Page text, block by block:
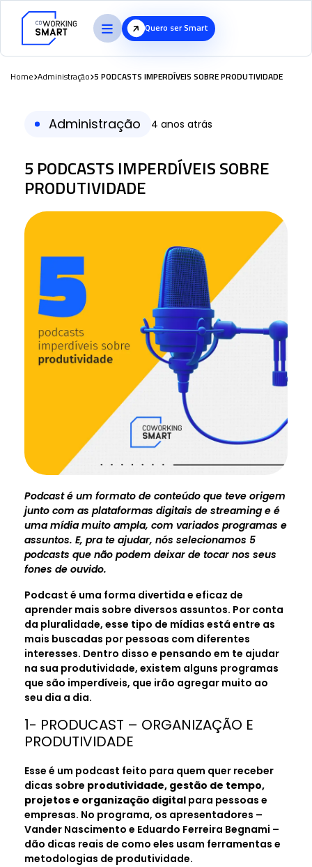
Quero ser Smart
Home Administração 5 PODCASTS IMPERDÍVEIS SOBRE PRODUTIVIDADE
Administração 4 anos atrás
5 PODCASTS IMPERDÍVEIS SOBRE
PRODUTIVIDADE
Podcast é um formato de conteúdo que teve origem
junto com as plataformas digitais de streaming e é
uma mídia muito ampla, com variados programas e
assuntos. E, pra te ajudar, nós selecionamos 5
podcasts que não podem deixar de tocar nos seus
fones de ouvido.
Podcast é uma forma divertida e eficaz de
aprender mais sobre diversos assuntos. Por conta
da pluralidade, esse tipo de mídias está entre as
mais buscadas por pessoas com diferentes
interesses. Dentro disso e pensando em te ajudar
na sua produtividade, existem alguns programas
que são imperdíveis, que irão agregar muito ao
seu dia a dia.
1- PRODUCAST – ORGANIZAÇÃO E
PRODUTIVIDADE
Esse é um podcast feito para quem quer receber
dicas sobre produtividade, gestão de tempo,
projetos e organização digital para pessoas e
empresas. No programa, os apresentadores –
Vander Nascimento e Eduardo Ferreira Begnami –
dão dicas reais de como eles usam ferramentas e
metodologias de produtividade.